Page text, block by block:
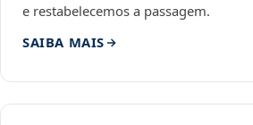
e restabelecemos a passagem.
SAIBA MAIS